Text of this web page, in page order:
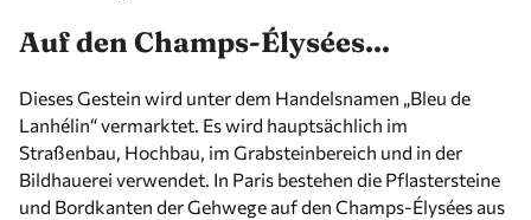
Auf den Champs-Élysées...
Dieses Gestein wird unter dem Handelsnamen „Bleu de
Lanhélin“ vermarktet. Es wird hauptsächlich im
Straßenbau, Hochbau, im Grabsteinbereich und in der
Bildhauerei verwendet. In Paris bestehen die Pflastersteine
und Bordkanten der Gehwege auf den Champs-Élysées aus